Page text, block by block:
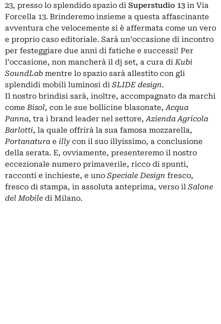
23, presso lo splendido spazio di Superstudio 13 in Via
Forcella 13. Brinderemo insieme a questa affascinante
avventura che velocemente si è affermata come un vero
e proprio caso editoriale. Sarà un’occasione di incontro
per festeggiare due anni di fatiche e successi! Per
l’occasione, non mancherà il dj set, a cura diKubi
SoundLab mentre lo spazio sarà allestito con gli
splendidi mobili luminosi di SLIDE design.
Il nostro brindisi sarà, inoltre, accompagnato da marchi
comeBisol, con le sue bollicine blasonate,Acqua
Panna, tra i brand leader nel settore,Azienda Agricola
Barlotti, la quale offrirà la sua famosa mozzarella,
Portanatura e illy con il suo illyissimo, a conclusione
della serata. E, ovviamente, presenteremo il nostro
eccezionale numero primaverile, ricco di spunti,
racconti e inchieste, e uno Speciale Design fresco,
fresco di stampa, in assoluta anteprima, verso il Salone
del Mobile di Milano.